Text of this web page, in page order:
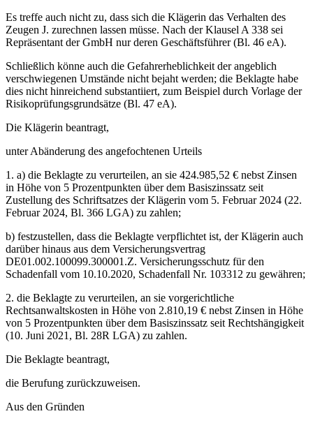
Es treffe auch nicht zu, dass sich die Klägerin das Verhalten des
Zeugen J. zurechnen lassen müsse. Nach der Klausel A 338 sei
Repräsentant der GmbH nur deren Geschäftsführer (Bl. 46 eA).
Schließlich könne auch die Gefahrerheblichkeit der angeblich
verschwiegenen Umstände nicht bejaht werden; die Beklagte habe
dies nicht hinreichend substantiiert, zum Beispiel durch Vorlage der
Risikoprüfungsgrundsätze (Bl. 47 eA).
Die Klägerin beantragt,
unter Abänderung des angefochtenen Urteils
1. a) die Beklagte zu verurteilen, an sie 424.985,52 € nebst Zinsen
in Höhe von 5 Prozentpunkten über dem Basiszinssatz seit
Zustellung des Schriftsatzes der Klägerin vom 5. Februar 2024 (22.
Februar 2024, Bl. 366 LGA) zu zahlen;
b) festzustellen, dass die Beklagte verpflichtet ist, der Klägerin auch
darüber hinaus aus dem Versicherungsvertrag
DE01.002.100099.300001.Z. Versicherungsschutz für den
Schadenfall vom 10.10.2020, Schadenfall Nr. 103312 zu gewähren;
2. die Beklagte zu verurteilen, an sie vorgerichtliche
Rechtsanwaltskosten in Höhe von 2.810,19 € nebst Zinsen in Höhe
von 5 Prozentpunkten über dem Basiszinssatz seit Rechtshängigkeit
(10. Juni 2021, Bl. 28R LGA) zu zahlen.
Die Beklagte beantragt,
die Berufung zurückzuweisen.
Aus den Gründen